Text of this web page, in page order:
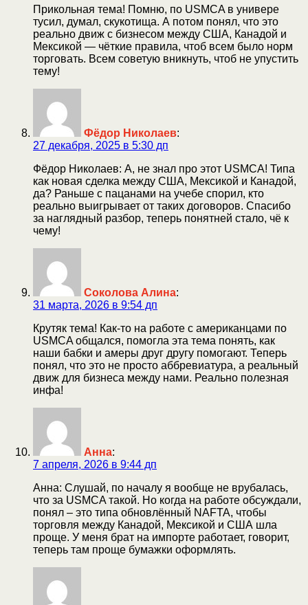
Прикольная тема! Помню, по USMCA в универе
тусил, думал, скукотища. А потом понял, что это
реально движ с бизнесом между США, Канадой и
Мексикой — чёткие правила, чтоб всем было норм
торговать. Всем советую вникнуть, чтоб не упустить
тему!
Фёдор Николаев:
27 декабря, 2025 в 5:30 дп
Фёдор Николаев: А, не знал про этот USMCA! Типа
как новая сделка между США, Мексикой и Канадой,
да? Раньше с пацанами на учебе спорил, кто
реально выигрывает от таких договоров. Спасибо
за наглядный разбор, теперь понятней стало, чё к
чему!
Соколова Алина:
31 марта, 2026 в 9:54 дп
Крутяк тема! Как-то на работе с американцами по
USMCA общался, помогла эта тема понять, как
наши бабки и амеры друг другу помогают. Теперь
понял, что это не просто аббревиатура, а реальный
движ для бизнеса между нами. Реально полезная
инфа!
Анна:
7 апреля, 2026 в 9:44 дп
Анна: Слушай, по началу я вообще не врубалась,
что за USMCA такой. Но когда на работе обсуждали,
понял – это типа обновлённый NAFTA, чтобы
торговля между Канадой, Мексикой и США шла
проще. У меня брат на импорте работает, говорит,
теперь там проще бумажки оформлять.